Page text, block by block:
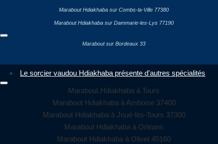
Marabout Hdiakhaba sur Combs-la-Ville 77380
Marabout Hdiakhaba sur Dammarie-les-Lys 77190
Marabout sur Bordeaux 33
Le sorcier vaudou Hdiakhaba présente d'autres spécialités
Marabout Hdiakhaba à Tours
Marabout Hdiakhaba à Amboise 37400
Marabout Hdiakhaba à Joué-lès-Tours 37300
Marabout Hdiakhaba à Orléans
Marabout Hdiakhaba à Olivet 45160